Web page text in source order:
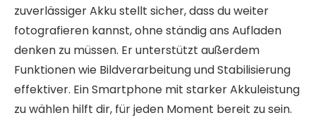
zuverlässiger Akku stellt sicher, dass du weiter
fotografieren kannst, ohne ständig ans Aufladen
denken zu müssen. Er unterstützt außerdem
Funktionen wie Bildverarbeitung und Stabilisierung
effektiver. Ein Smartphone mit starker Akkuleistung
zu wählen hilft dir, für jeden Moment bereit zu sein.